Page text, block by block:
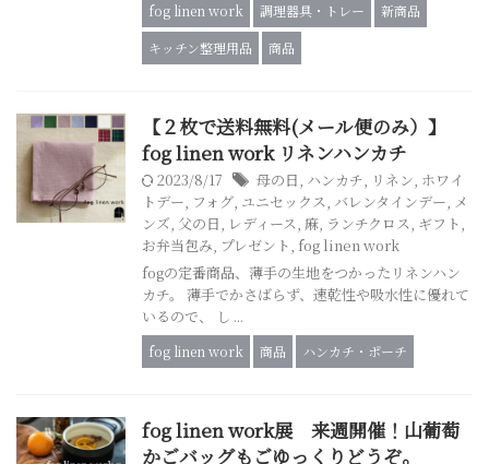
fog linen work 調理器具・トレー
新商品
キッチン整理用品
商品
【２枚で送料無料(メール便のみ）】
fog linen work リネンハンカチ
2023/8/17 母の日, ハンカチ, リネン, ホワイ
トデー, フォグ, ユニセックス, バレンタインデー, メ
ンズ, 父の日, レディース, 麻, ランチクロス, ギフト,
お弁当包み, プレゼント, fog linen work
fogの定番商品、薄手の生地をつかったリネンハン
カチ。 薄手でかさばらず、速乾性や吸水性に優れて
いるので、 し ...
fog linen work 商品 ハンカチ・ポーチ
fog linen work展 来週開催！山葡萄
かごバッグもごゆっくりどうぞ。